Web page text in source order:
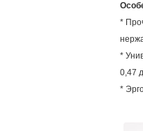
*
*
0,47
*